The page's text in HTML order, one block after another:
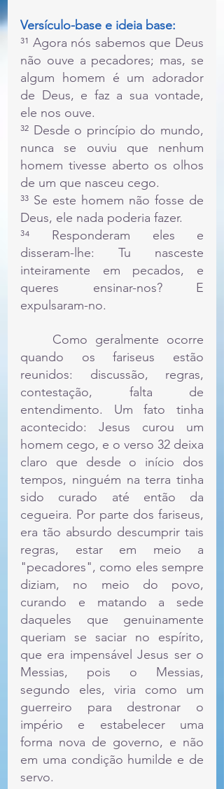
Versículo-base e ideia base:
³¹ Agora nós sabemos que Deus
não ouve a pecadores; mas, se
algum homem é um adorador
de Deus, e faz a sua vontade,
ele nos ouve.
³² Desde o princípio do mundo,
nunca se ouviu que nenhum
homem tivesse aberto os olhos
de um que nasceu cego.
³³ Se este homem não fosse de
Deus, ele nada poderia fazer.
³⁴ Responderam eles e
disseram-lhe: Tu nasceste
inteiramente em pecados, e
queres ensinar-nos? E
expulsaram-no.
quando os fariseus estão
reunidos: discussão, regras,
contestação, falta de
entendimento. Um fato tinha
acontecido: Jesus curou um
homem cego, e o verso 32 deixa
claro que desde o início dos
tempos, ninguém na terra tinha
sido curado até então da
cegueira. Por parte dos fariseus,
era tão absurdo descumprir tais
regras, estar em meio a
"pecadores", como eles sempre
diziam, no meio do povo,
curando e matando a sede
daqueles que genuinamente
queriam se saciar no espírito,
que era impensável Jesus ser o
Messias, pois o Messias,
segundo eles, viria como um
guerreiro para destronar o
império e estabelecer uma
forma nova de governo, e não
em uma condição humilde e de
servo.